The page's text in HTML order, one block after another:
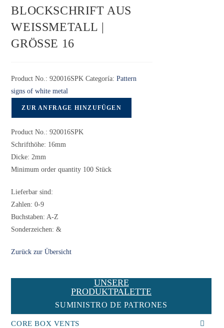
BLOCKSCHRIFT AUS
WEISSMETALL | G
RÖSSE 16
Product No.:920016SPK Categoría:Pattern
signs of white metal
ZUR ANFRAGE HINZUFÜGEN
Product No.: 920016SPK
Schrifthöhe: 16mm
Dicke: 2mm
Minimum order quantity 100 Stück
Lieferbar sind:
Zahlen: 0-9
Buchstaben: A-Z
Sonderzeichen: &
Zurück zur Übersicht
UNSERE
PRODUKTPALETTE
SUMINISTRO DE PATRONES
CORE BOX VENTS